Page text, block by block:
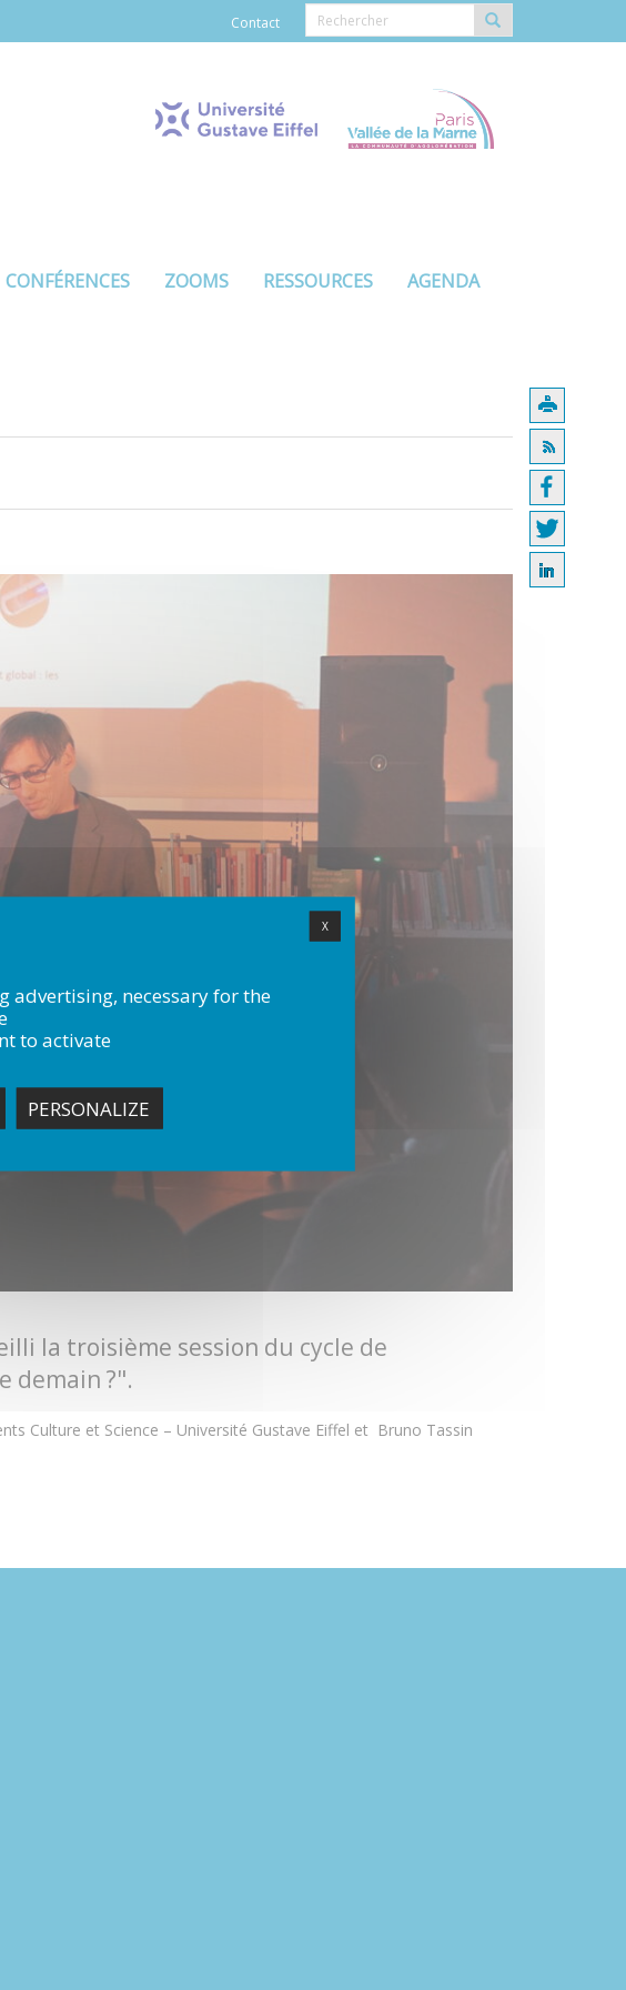
Contact
CONFÉRENCES ZOOMS RESSOURCES AGENDA
la troisième session du cycle de
demain ?".
Culture et Science – Université Gustave Eiffel et Bruno Tassin
X
advertising, necessary for the
to activate
PERSONALIZE